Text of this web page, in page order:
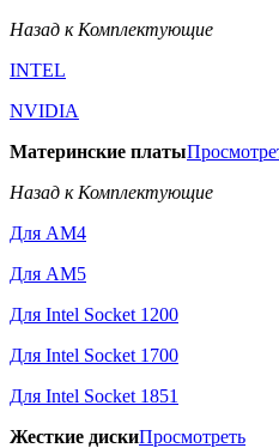
Назад к Комплектующие
INTEL
NVIDIA
Материнские платы
Назад к Комплектующие
Для AM4
Для AM5
Для Intel Socket 1200
Для Intel Socket 1700
Для Intel Socket 1851
Жесткие дискиПросмотреть